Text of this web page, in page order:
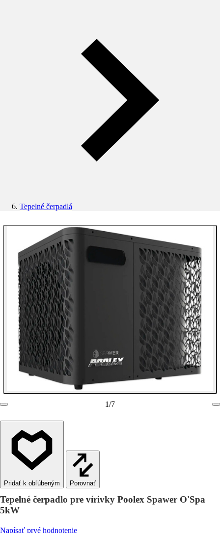
Tepelné čerpadlá
1/7
Porovnať
Tepelné čerpadlo pre vírivky Poolex Spawer O'Spa
5kW
Napísať prvé hodnotenie